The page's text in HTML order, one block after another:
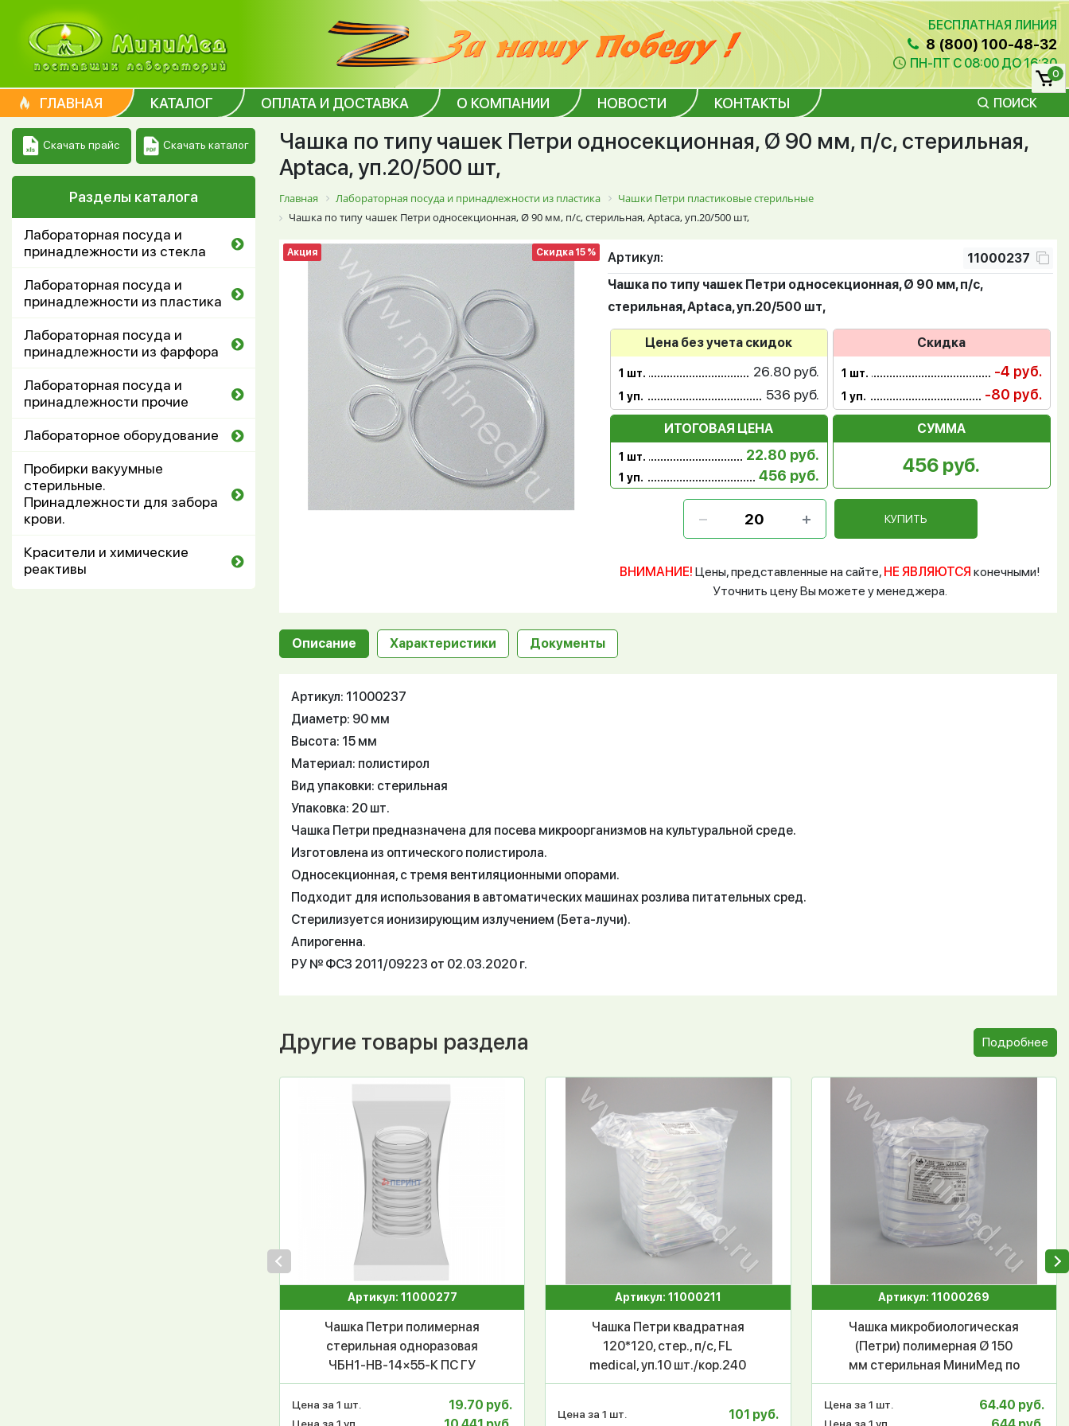
БЕСПЛАТНАЯ ЛИНИЯ
8 (800) 100-48-32
ПН-ПТ С 08:00 ДО 16:30
ГЛАВНАЯ КАТАЛОГ ОПЛАТА И ДОСТАВКА О КОМПАНИИ НОВОСТИ КОНТАКТЫ ПОИСК
0
Скачать прайс Скачать каталог
Разделы каталога
Лабораторная посуда и
принадлежности из стекла
Лабораторная посуда и
принадлежности из пластика
Лабораторная посуда и
принадлежности из фарфора
Лабораторная посуда и
принадлежности прочие
Лабораторное оборудование
Пробирки вакуумные
стерильные.
Принадлежности для забора
крови.
Красители и химические
реактивы
Чашка по типу чашек Петри односекционная, Ø 90 мм, п/с, стерильная,
Aptaca, уп.20/500 шт,
Главная Лабораторная посуда и принадлежности из пластика
Чашки Петри пластиковые стерильные
Чашка по типу чашек Петри односекционная, Ø 90 мм, п/с, стерильная, Aptaca, уп.20/500 шт,
Акция Скидка 15 % Артикул:
11000237
Чашка по типу чашек Петри односекционная, Ø 90 мм, п/с,
стерильная, Aptaca, уп.20/500 шт,
Цена без учета скидок
1 шт. 26.80 руб.
1 уп. 536 руб.
Скидка
1 шт. -4 руб.
1 уп. -80 руб.
ИТОГОВАЯ ЦЕНА
1 шт. 22.80 руб.
1 уп. 456 руб.
СУММА
456 руб.
КУПИТЬ
ВНИМАНИЕ! Цены, представленные на сайте, НЕ ЯВЛЯЮТСЯ конечными!
Уточнить цену Вы можете у менеджера.
Описание Характеристики Документы
Артикул: 11000237
Диаметр: 90 мм
Высота: 15 мм
Материал: полистирол
Вид упаковки: стерильная
Упаковка: 20 шт.
Чашка Петри предназначена для посева микроорганизмов на культуральной среде.
Изготовлена из оптического полистирола.
Односекционная, с тремя вентиляционными опорами.
Подходит для использования в автоматических машинах розлива питательных сред.
Стерилизуется ионизирующим излучением (Бета-лучи).
Апирогенна.
РУ № ФСЗ 2011/09223 от 02.03.2020 г.
Другие товары раздела Подробнее
Артикул: 11000277
Чашка Петри полимерная
стерильная одноразовая
ЧБН1-НВ-14×55-К ПС ГУ
СТЕРИЛЬНО, ПЕРИНТ,
Цена за 1 шт. 19.70 руб.
Артикул: 11000211
Чашка Петри квадратная
120*120, стер., п/с, FL
medical, уп.10 шт./кор.240
шт.
Цена за 1 шт. 101 руб.
Артикул: 11000269
Чашка микробиологическая
(Петри) полимерная Ø 150
мм стерильная МиниМед по
ТУ 32.50.50-033-29508133-
2019, п/с, уп.10/200 шт
Цена за 1 шт. 64.40 руб.